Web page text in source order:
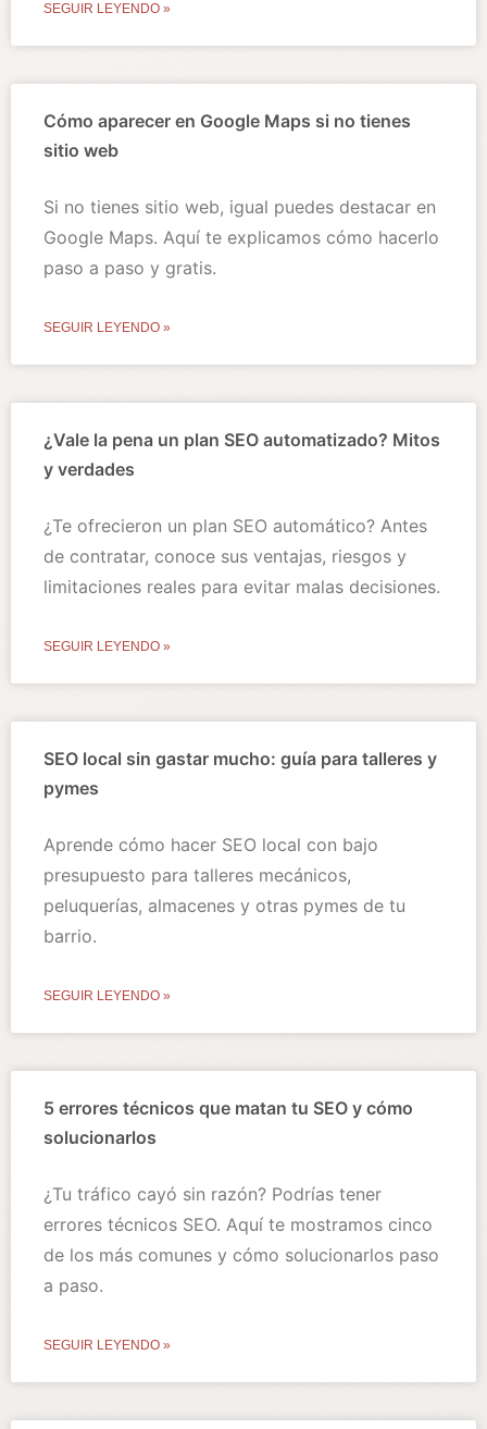
SEGUIR LEYENDO »
Cómo aparecer en Google Maps si no tienes
sitio web
Si no tienes sitio web, igual puedes destacar en
Google Maps. Aquí te explicamos cómo hacerlo
paso a paso y gratis.
SEGUIR LEYENDO »
¿Vale la pena un plan SEO automatizado? Mitos
y verdades
¿Te ofrecieron un plan SEO automático? Antes
de contratar, conoce sus ventajas, riesgos y
limitaciones reales para evitar malas decisiones.
SEGUIR LEYENDO »
SEO local sin gastar mucho: guía para talleres y
pymes
Aprende cómo hacer SEO local con bajo
presupuesto para talleres mecánicos,
peluquerías, almacenes y otras pymes de tu
barrio.
SEGUIR LEYENDO »
5 errores técnicos que matan tu SEO y cómo
solucionarlos
¿Tu tráfico cayó sin razón? Podrías tener
errores técnicos SEO. Aquí te mostramos cinco
de los más comunes y cómo solucionarlos paso
a paso.
SEGUIR LEYENDO »